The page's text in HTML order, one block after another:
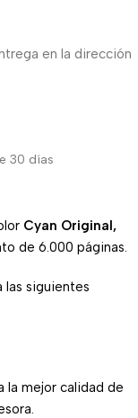
en la dirección
30 días
Cyan Original,
de 6.000 páginas.
las siguientes
la mejor calidad de